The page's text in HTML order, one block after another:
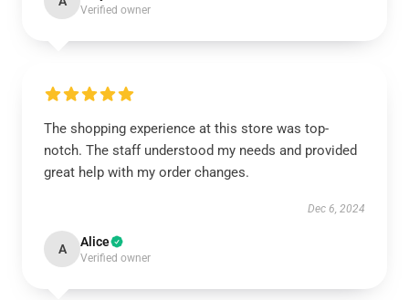
Verified owner
The shopping experience at this store was top-
notch. The staff understood my needs and provided
great help with my order changes.
Dec 6, 2024
A Alice
Verified owner